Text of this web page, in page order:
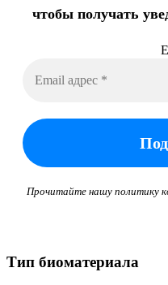
чтобы получать
Прочитайте нашу политику
Тип биоматериала